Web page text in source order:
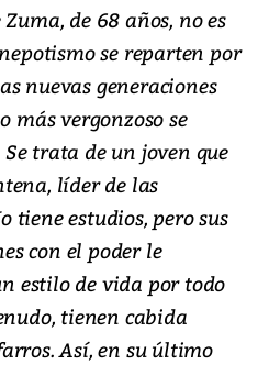
de 68 años, no es
se reparten por
nuevas generaciones
más vergonzoso se
trata de un joven que
líder de las
tiene estudios, pero sus
con el poder le
estilo de vida por todo
tienen cabida
Así, en su último